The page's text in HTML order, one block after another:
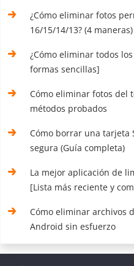
¿Cómo eliminar fotos
16/15/14/13? (4 maneras)
¿Cómo eliminar todos
formas sencillas]
Cómo eliminar fotos del
métodos probados
Cómo borrar una tarjeta
segura (Guía completa)
La mejor aplicación de
[Lista más reciente y
Cómo eliminar archivos
Android sin esfuerzo